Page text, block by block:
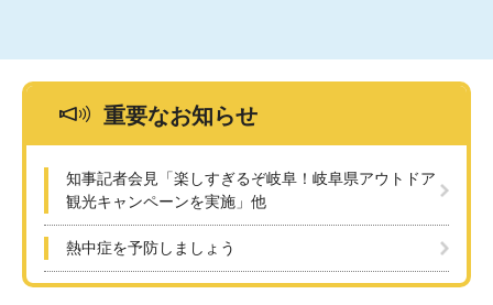
重要なお知らせ
知事記者会見「楽しすぎるぞ岐阜！岐阜県アウトドア
観光キャンペーンを実施」他
熱中症を予防しましょう